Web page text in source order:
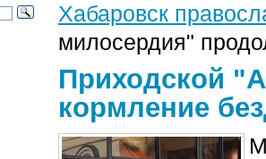
Хабаровск
милосердия"
Приходской
кормление